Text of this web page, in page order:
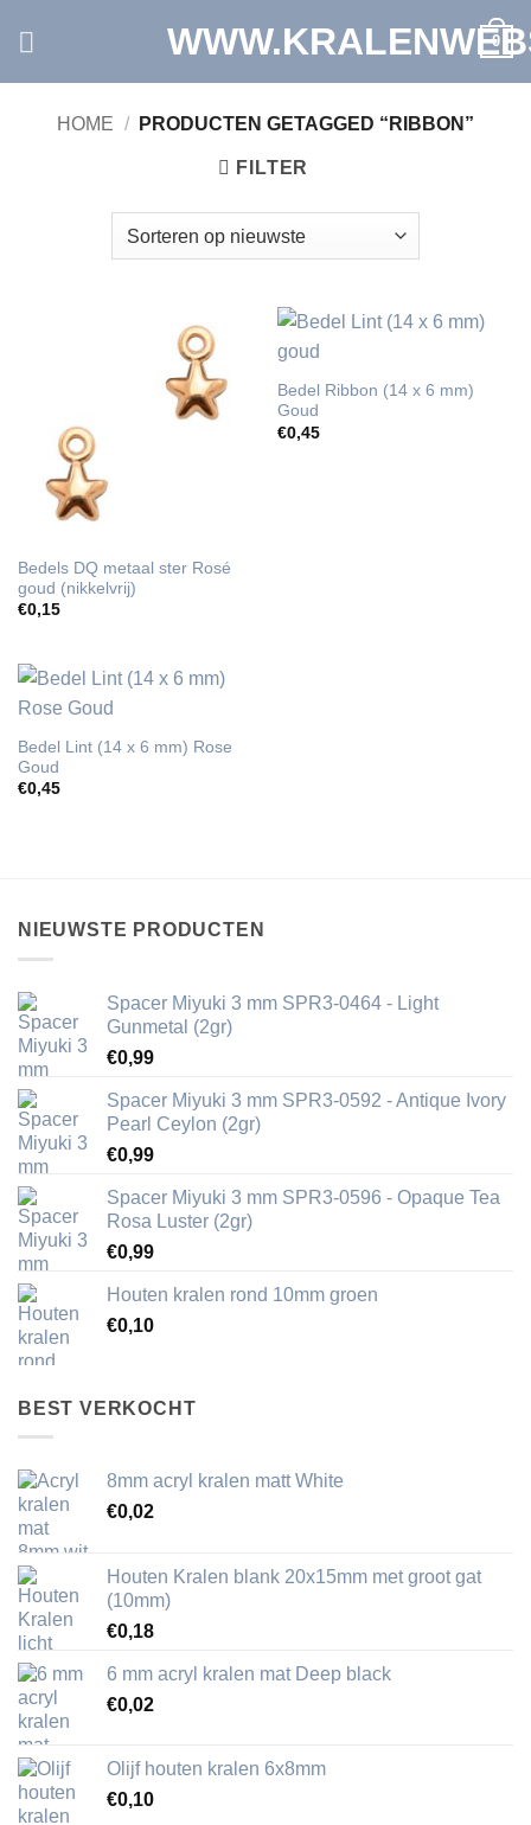
0
HOME / PRODUCTEN GETAGGED “RIBBON”
FILTER
Bedels DQ metaal ster Rosé
goud (nikkelvrij)
€0,15
Bedel Ribbon (14 x 6 mm)
Goud
€0,45
Bedel Lint (14 x 6 mm) Rose
Goud
€0,45
NIEUWSTE PRODUCTEN
Spacer Miyuki 3 mm SPR3-0464 - Light
Gunmetal (2gr)
€0,99
Spacer Miyuki 3 mm SPR3-0592 - Antique Ivory
Pearl Ceylon (2gr)
€0,99
Spacer Miyuki 3 mm SPR3-0596 - Opaque Tea
Rosa Luster (2gr)
€0,99
Houten kralen rond 10mm groen
€0,10
BEST VERKOCHT
8mm acryl kralen matt White
€0,02
Houten Kralen blank 20x15mm met groot gat
(10mm)
€0,18
6 mm acryl kralen mat Deep black
€0,02
Olijf houten kralen 6x8mm
€0,10